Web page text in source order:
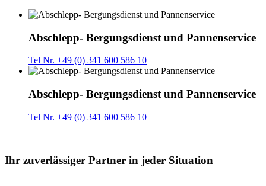
Abschlepp- Bergungsdienst und Pannenservice
Tel Nr. +49 (0) 341 600 586 10
Abschlepp- Bergungsdienst und Pannenservice
Tel Nr. +49 (0) 341 600 586 10
Ihr zuverlässiger Partner in jeder Situation